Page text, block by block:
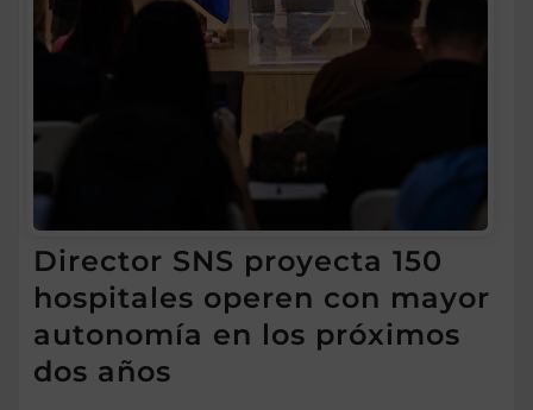
Director SNS proyecta 150
hospitales operen con mayor
autonomía en los próximos
dos años